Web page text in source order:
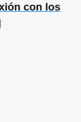
con los